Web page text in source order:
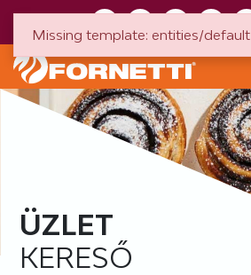
ÜZLET
KERESŐ
Missing template: entities/default